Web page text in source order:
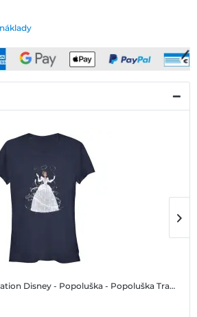
Disney - Popoluška - Popoluška Transformation - Dámske Tričko